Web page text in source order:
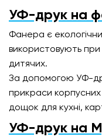
УФ-друк на
Фанера є
використовують при
дитячих.
За допомогою УФ-
прикраси корпусних
дощок для кухні,
УФ-друк на